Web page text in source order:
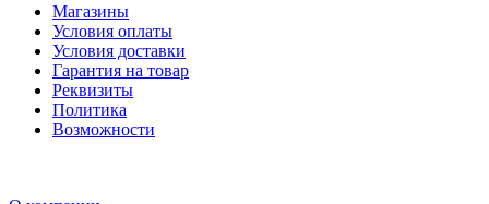
Магазины
Условия оплаты
Условия доставки
Гарантия на товар
Реквизиты
Политика
Возможности